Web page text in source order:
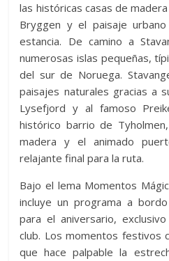
las históricas casas de
Bryggen y el paisaje
estancia. De camino a
numerosas islas pequeñas,
del sur de Noruega.
paisajes naturales gracias a
Lysefjord y al famoso
histórico barrio de
madera y el animado
relajante final para la ruta.
Bajo el lema Momentos
incluye un programa a
para el aniversario,
club. Los momentos festivos
que hace palpable la